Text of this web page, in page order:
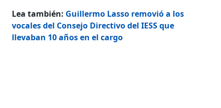
Lea también: Guillermo Lasso removió a los
vocales del Consejo Directivo del IESS que
llevaban 10 años en el cargo